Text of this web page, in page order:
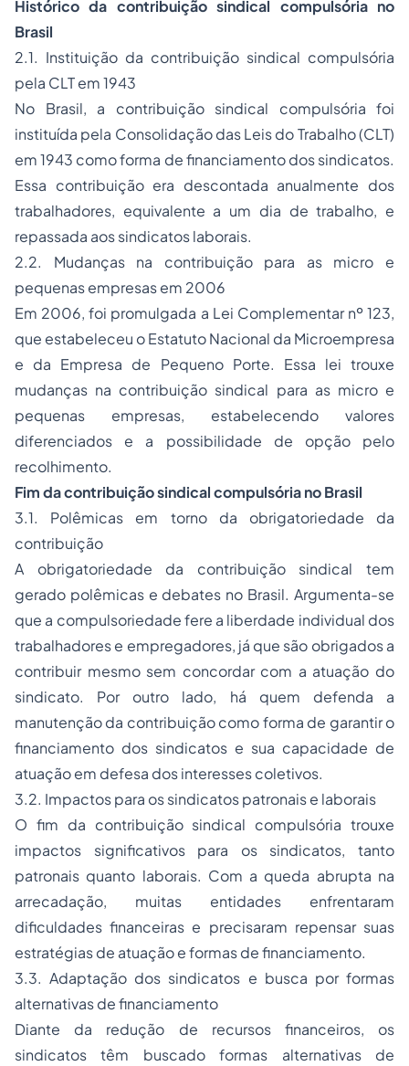
Histórico da contribuição sindical compulsória no
Brasil
2.1. Instituição da contribuição sindical compulsória
pela CLT em 1943
No Brasil, a contribuição sindical compulsória foi
instituída pela Consolidação das Leis do Trabalho (CLT)
em 1943 como forma de financiamento dos sindicatos.
Essa contribuição era descontada anualmente dos
trabalhadores, equivalente a um dia de trabalho, e
repassada aos sindicatos laborais.
2.2. Mudanças na contribuição para as micro e
pequenas empresas em 2006
Em 2006, foi promulgada a Lei Complementar nº 123,
que estabeleceu o Estatuto Nacional da Microempresa
e da Empresa de Pequeno Porte. Essa lei trouxe
mudanças na contribuição sindical para as micro e
pequenas empresas, estabelecendo valores
diferenciados e a possibilidade de opção pelo
recolhimento.
Fim da contribuição sindical compulsória no Brasil
3.1. Polêmicas em torno da obrigatoriedade da
contribuição
A obrigatoriedade da contribuição sindical tem
gerado polêmicas e debates no Brasil. Argumenta-se
que a compulsoriedade fere a liberdade individual dos
trabalhadores e empregadores, já que são obrigados a
contribuir mesmo sem concordar com a atuação do
sindicato. Por outro lado, há quem defenda a
manutenção da contribuição como forma de garantir o
financiamento dos sindicatos e sua capacidade de
atuação em defesa dos interesses coletivos.
3.2. Impactos para os sindicatos patronais e laborais
O fim da contribuição sindical compulsória trouxe
impactos significativos para os sindicatos, tanto
patronais quanto laborais. Com a queda abrupta na
arrecadação, muitas entidades enfrentaram
dificuldades financeiras e precisaram repensar suas
estratégias de atuação e formas de financiamento.
3.3. Adaptação dos sindicatos e busca por formas
alternativas de financiamento
Diante da redução de recursos financeiros, os
sindicatos têm buscado formas alternativas de